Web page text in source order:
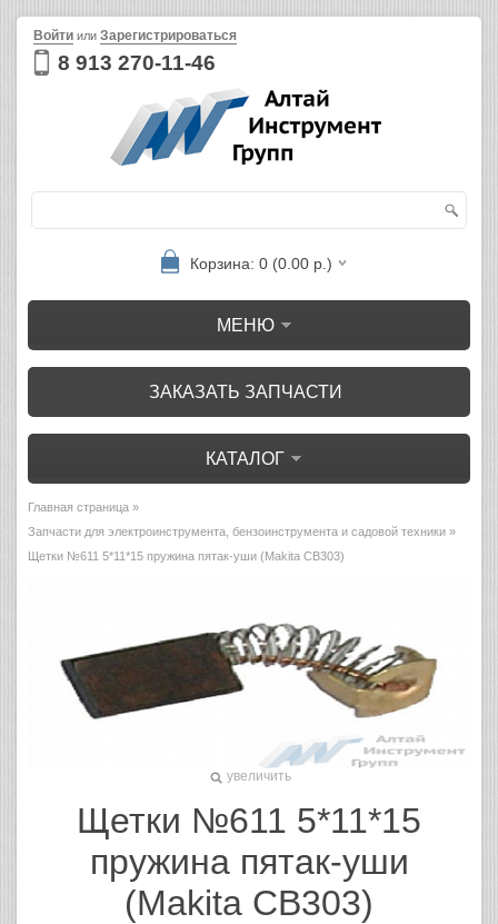
8 913 270-11-46
Войти или Зарегистрироваться
Корзина: 0 (0.00 р.)
МЕНЮ
ЗАКАЗАТЬ ЗАПЧАСТИ
КАТАЛОГ
Главная страница »
Запчасти для электроинструмента, бензоинструмента и садовой техники »
Щетки №611 5*11*15 пружина пятак-уши (Makita СВ303)
увеличить
Щетки №611 5*11*15
пружина пятак-уши
(Makita СВ303)